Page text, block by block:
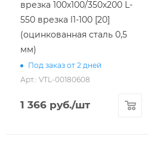
врезка 100х100/350х200 L-
550 врезка l1-100 [20]
(оцинкованная сталь 0,5
мм)
Под заказ от 2 дней
Арт.: VTL-00180608
1 366 руб./шт